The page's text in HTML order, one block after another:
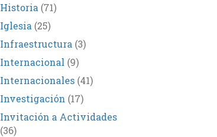
Historia (71)
Iglesia (25)
Infraestructura (3)
Internacional (9)
Internacionales(41)
Investigación (17)
Invitación a Actividades
(36)